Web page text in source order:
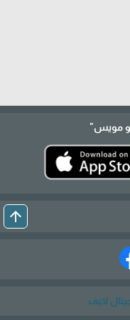
مويس"
arrow_upward
لايف